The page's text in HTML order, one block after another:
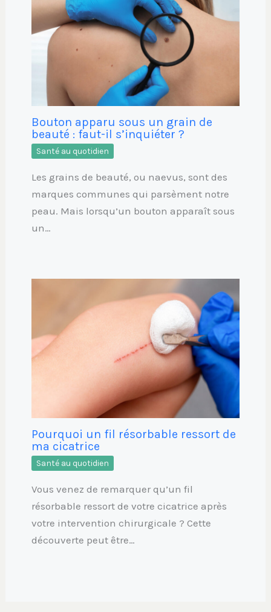
Bouton apparu sous un grain de
beauté : faut-il s’inquiéter ?
Santé au quotidien
Les grains de beauté, ou naevus, sont des
marques communes qui parsèment notre
peau. Mais lorsqu’un bouton apparaît sous
un…
Pourquoi un fil résorbable ressort de
ma cicatrice
Santé au quotidien
Vous venez de remarquer qu’un fil
résorbable ressort de votre cicatrice après
votre intervention chirurgicale ? Cette
découverte peut être…